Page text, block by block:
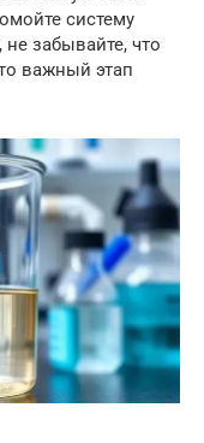
систему
забывайте, что
важный этап